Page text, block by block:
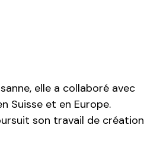
elle a collaboré avec
Suisse et en Europe.
son travail de création